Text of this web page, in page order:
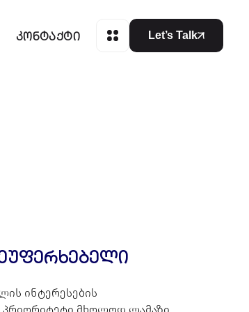
კონტაქტი Let’s Talk
ინტერესების